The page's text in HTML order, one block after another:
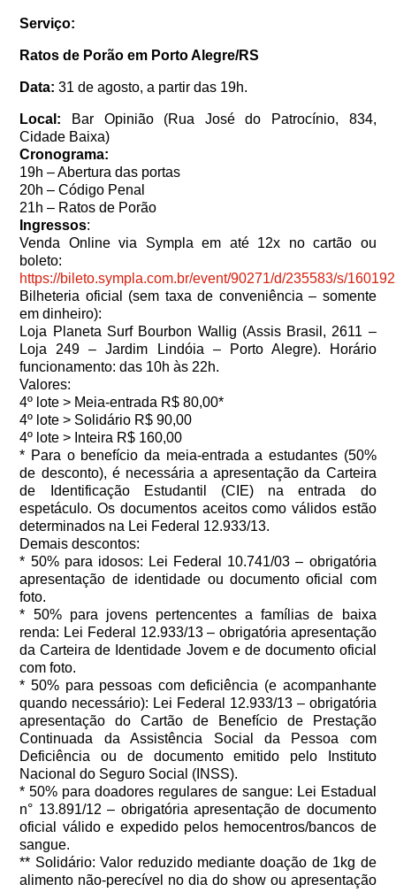
Serviço:
Ratos de Porão em Porto Alegre/RS
Data:31 de agosto, a partir das 19h.
Local:
Bar Opinião (Rua José do Patrocínio, 834,
Cidade Baixa)
Cronograma:
19h – Abertura das portas
20h – Código Penal
21h – Ratos de Porão
Ingressos:
Venda Online via Sympla em até 12x no cartão ou
boleto:
https://bileto.sympla.com.br/event/90271/d/235583/s/
Bilheteria oficial (sem taxa de conveniência – somente
em dinheiro):
Loja Planeta Surf Bourbon Wallig (Assis Brasil, 2611 –
Loja 249 – Jardim Lindóia – Porto Alegre). Horário
funcionamento: das 10h às 22h.
Valores:
4º lote > Meia-entrada R$ 80,00*
4º lote > Solidário R$ 90,00
4º lote > Inteira R$ 160,00
* Para o benefício da meia-entrada a estudantes (50%
de desconto), é necessária a apresentação da Carteira
de Identificação Estudantil (CIE) na entrada do
espetáculo. Os documentos aceitos como válidos estão
determinados na Lei Federal 12.933/13.
Demais descontos:
* 50% para idosos: Lei Federal 10.741/03 – obrigatória
apresentação de identidade ou documento oficial com
foto.
* 50% para jovens pertencentes a famílias de baixa
renda: Lei Federal 12.933/13 – obrigatória apresentação
da Carteira de Identidade Jovem e de documento oficial
com foto.
* 50% para pessoas com deficiência (e acompanhante
quando necessário): Lei Federal 12.933/13 – obrigatória
apresentação do Cartão de Benefício de Prestação
Continuada da Assistência Social da Pessoa com
Deficiência ou de documento emitido pelo Instituto
Nacional do Seguro Social (INSS).
* 50% para doadores regulares de sangue: Lei Estadual
n° 13.891/12 – obrigatória apresentação de documento
oficial válido e expedido pelos hemocentros/bancos de
sangue.
** Solidário: Valor reduzido mediante doação de 1kg de
alimento não-perecível no dia do show ou apresentação